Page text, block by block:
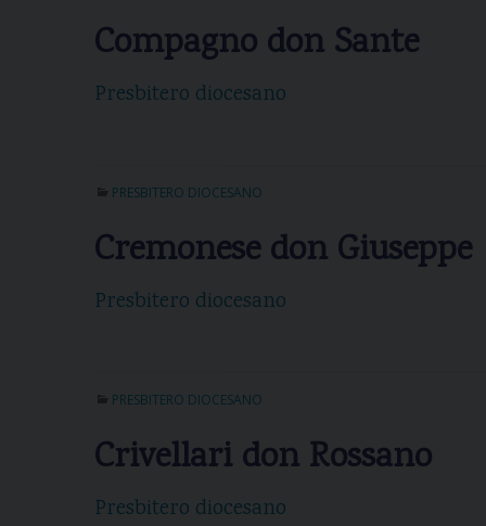
Compagno don Sante
Presbitero diocesano
PRESBITERO DIOCESANO
Cremonese don Giuseppe
Presbitero diocesano
PRESBITERO DIOCESANO
Crivellari don Rossano
Presbitero diocesano